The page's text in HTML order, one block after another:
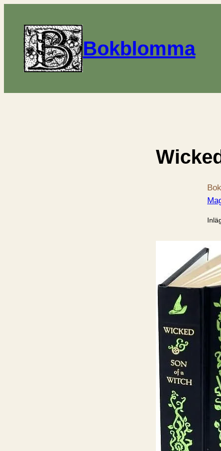
Bokblomma